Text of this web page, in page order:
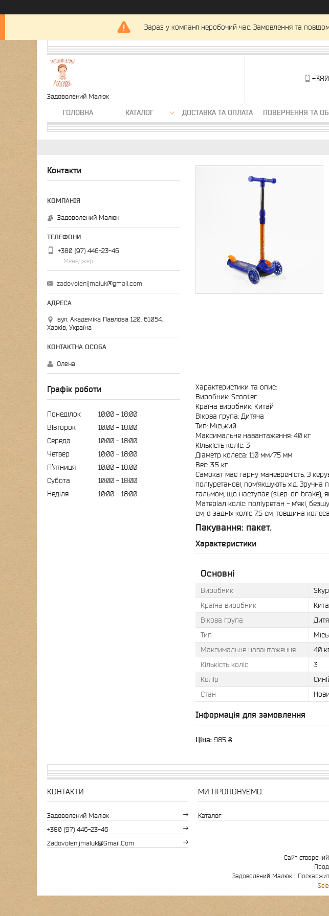
Зараз у компанії неробочий час. Замовлення та
Задоволений Малюк
ГОЛОВНА КАТАЛОГ ДОСТАВКА ТА ОПЛАТА ПОВЕРНЕННЯ ТА
Характеристики та опис:
Виробник: Scooter
Країна виробник: Китай
Вікова група: Дитяча
Тип: Міський
Максимальне навантаження: 40 кг
Кількість коліс: 3
Діаметр колеса: 110 мм/75 мм
Вес: 3.5 кг
Самокат має гарну маневреність. З
поліуретанові, пом'якшують хід.
гальмом, що наступає (step-on brake),
Матеріал коліс: поліуретан - м'які,
см, d задніх коліс 7.5 см, товщина
Пакування: пакет.
Характеристики
Основні
Виробник
Країна виробник
Вікова група
Тип
Максимальне навантаження
40
Кількість коліс
3
Колір
Стан
Інформація для замовлення
Ціна: 985 ₴
Контакти
Задоволений Малюк
+380 (97) 446-23-46
Менеджер
zadovolenijmaluk@gmail.com
вул. Академіка Павлова 120, 61054,
Харків, Україна
Олена
Графік роботи
Понеділок 10:00
18:00
Вівторок
10:00
18:00
Середа
10:00
18:00
Четвер
10:00
18:00
Пʼятниця
10:00
18:00
Субота
10:00
18:00
Неділя
10:00 18:00
КОНТАКТИ
Задоволений Малюк
+380 (97) 446-23-46
Zadovolenijmaluk@gmail.com
МИ ПРОПОНУЄМО
Каталог
Сайт
Задоволений Малюк |